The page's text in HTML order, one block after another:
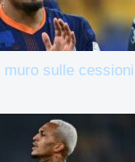
sulle